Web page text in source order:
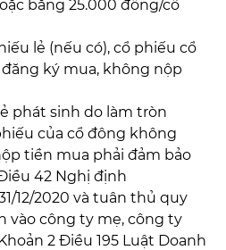
bằng 25.000 đồng/cổ
lẻ (nếu có), cổ phiếu cổ
ký mua, không nộp
phát sinh do làm tròn
của cổ đông không
tiền mua phải đảm bảo
42 Nghị định
12/2020 và tuân thủ quy
vào công ty mẹ, công ty
2 Điều 195 Luật Doanh